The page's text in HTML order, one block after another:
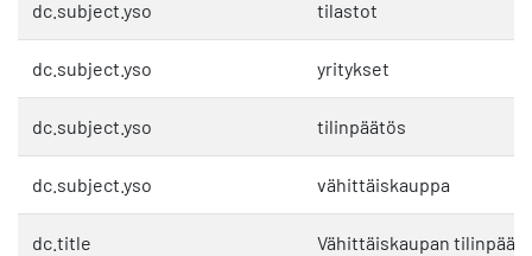
dc.subject.yso tilastot
dc.subject.yso yritykset
dc.subject.yso tilinpäätös
dc.subject.yso vähittäiskauppa
dc.title Vähittäiskaupan